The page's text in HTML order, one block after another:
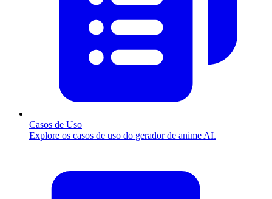
Casos de Uso
Explore os casos de uso do gerador de anime AI.